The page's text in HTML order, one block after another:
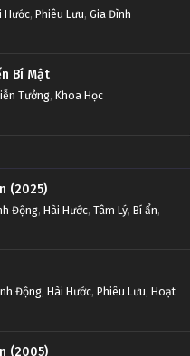
Hước, Phiêu Lưu, Gia Đình
Bí Mật
Tưởng, Khoa Học
(2025)
Động, Hài Hước, Tâm Lý, Bí ẩn,
Động, Hài Hước, Phiêu Lưu, Hoạt
(2005)